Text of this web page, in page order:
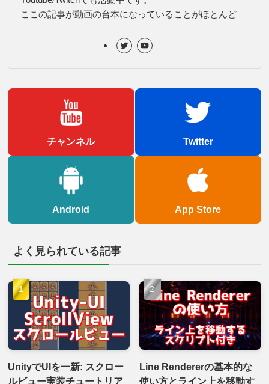
ここの記事が動画の台本になっていることがほとんど
チャンネル Twitter
Android App Store
よく見られている記事
UnityでUIを一新: スクロー
ルビュー実装チュートリア
Line Rendererの基本的な
使い方とライン上を移動す